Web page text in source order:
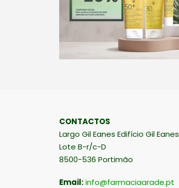
CONTACTOS
Largo Gil Eanes Edifício Gil Eanes
Lote B-r/c-D
8500-536 Portimão
Email:info@farmaciaarade.pt